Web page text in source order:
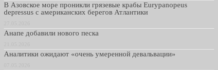
В Азовское море проникли грязевые крабы Eurypanopeus
depressus с американских берегов Атлантики
Анапе добавили нового песка
Аналитики ожидают «очень умеренной девальвации»